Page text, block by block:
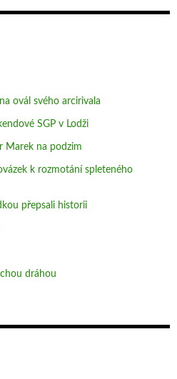
ovál svého arcirivala
SGP v Lodži
Marek na podzim
k rozmotání spleteného
přepsali historii
dráhou